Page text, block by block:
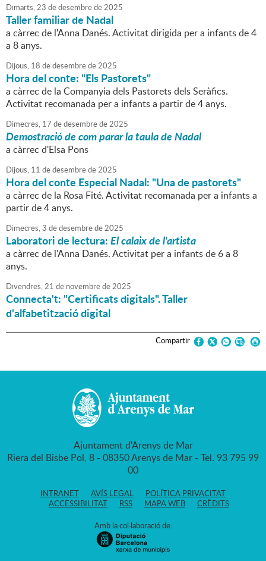
Dimarts,23 dedesembrede2025
Taller familiar de Nadal
a càrrec de l'Anna Danés. Activitat dirigida per a infants de 4
a 8 anys.
Dijous, 18 dedesembrede2025
Hora del conte: "Els Pastorets"
a càrrec de la Companyia dels Pastorets dels Seràfics.
Activitat recomanada per a infants a partir de 4 anys.
Dimecres, 17 dedesembrede2025
Demostració de com parar la taula de Nadal
a càrrec d'Elsa Pons
Dijous, 11 dedesembrede2025
Hora del conte Especial Nadal: "Una de pastorets"
a càrrec de la Rosa Fité. Activitat recomanada per a infants a
partir de 4 anys.
Dimecres,3 dedesembrede2025
Laboratori de lectura:El calaix de l'artista
a càrrec de l'Anna Danés. Activitat per a infants de 6 a 8
anys.
Divendres,21 de novembrede2025
Connecta't: "Certificats digitals". Taller
d'alfabetització digital
Compartir
Ajuntament d'Arenys de Mar
Riera del Bisbe Pol, 8 - 08350 Arenys de Mar - Tel. 93 795 99
00
INTRANET AVÍS LEGAL
POLÍTICA PRIVACITAT
ACCESSIBILITAT
RSS MAPA WEB CRÈDITS
Amb la col·laboració de: